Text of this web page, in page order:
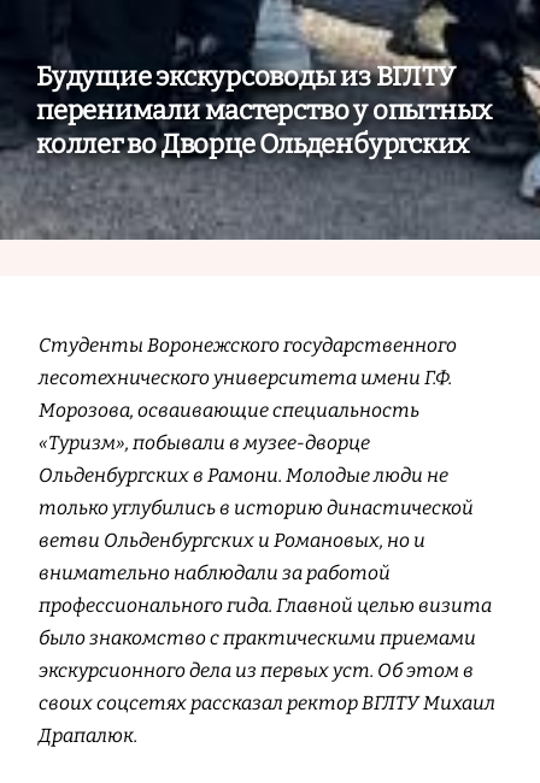
Будущие экскурсоводы из ВГЛТУ
перенимали мастерство у опытных
коллег во Дворце Ольденбургских
Студенты Воронежского государственного
лесотехнического университета имени Г.Ф.
Морозова, осваивающие специальность
«Туризм», побывали в музее-дворце
Ольденбургских в Рамони. Молодые люди не
только углубились в историю династической
ветви Ольденбургских и Романовых, но и
внимательно наблюдали за работой
профессионального гида. Главной целью визита
было знакомство с практическими приемами
экскурсионного дела из первых уст. Об этом в
своих соцсетях рассказал ректор ВГЛТУ Михаил
Драпалюк.